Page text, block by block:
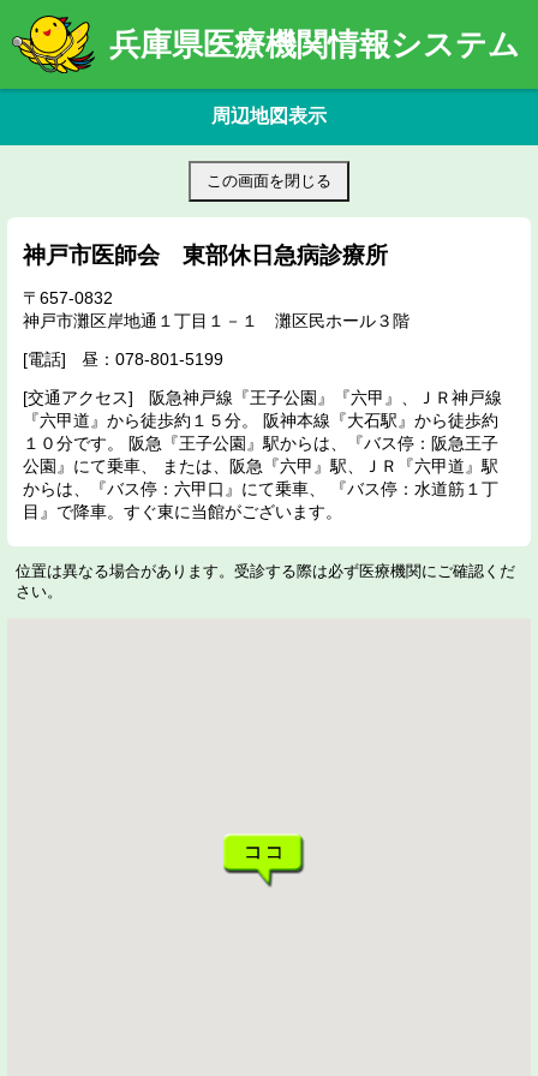
兵庫県医療機関情報システム
周辺地図表示
この画面を閉じる
神戸市医師会 東部休日急病診療所
657-0832
神戸市灘区岸地通１丁目１－１ 灘区民ホール３階
078-801-5199
阪急神戸線『王子公園』『六甲』、ＪＲ神戸線
『六甲道』から徒歩約１５分。 阪神本線『大石駅』から徒歩約
１０分です。 阪急『王子公園』駅からは、『バス停：阪急王子
公園』にて乗車、 または、阪急『六甲』駅、ＪＲ『六甲道』駅
からは、『バス停：六甲口』にて乗車、 『バス停：水道筋１丁
目』で降車。すぐ東に当館がございます。
位置は異なる場合があります。受診する際は必ず医療機関にご確認くだ
さい。